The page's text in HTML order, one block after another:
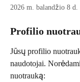
2026 m. balandžio 8 d.
Profilio
Jūsų profilio
naudotojai.
nuotrauką: